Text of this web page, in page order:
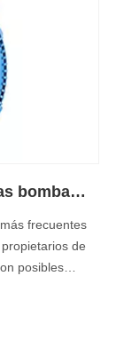
Lo que influye en el precio de las bombas de dragado de China
frecuentes
de
posibles
que
de